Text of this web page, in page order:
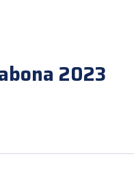
2023